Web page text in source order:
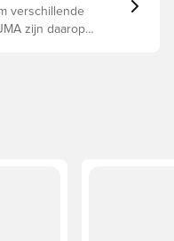
verschillende
zijn daarop